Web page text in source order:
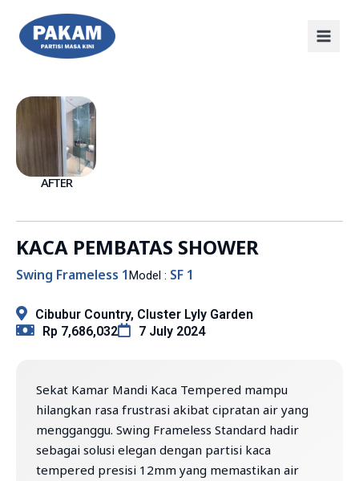
AFTER
KACA PEMBATAS SHOWER
Swing Frameless 1Model : SF 1
Cibubur Country, Cluster Lyly Garden
Rp 7,686,032
7 July 2024
Sekat Kamar Mandi Kaca Tempered mampu
hilangkan rasa frustrasi akibat cipratan air yang
mengganggu. Swing Frameless Standard hadir
sebagai solusi elegan dengan partisi kaca
tempered presisi 12mm yang memastikan air